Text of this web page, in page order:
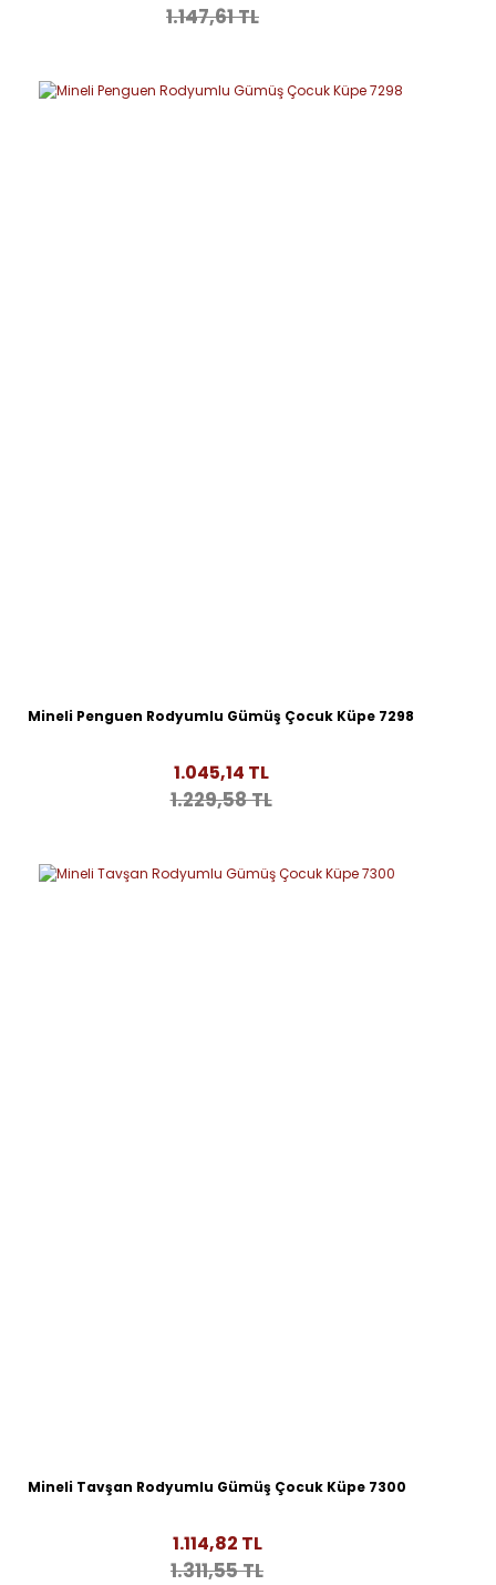
1.147,61 TL
Mineli Penguen Rodyumlu Gümüş Çocuk Küpe 7298
1.045,14 TL
1.229,58 TL
Mineli Tavşan Rodyumlu Gümüş Çocuk Küpe 7300
1.114,82 TL
1.311,55 TL